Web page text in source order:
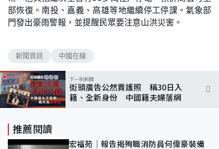
部恢復。南投、嘉義、高雄等地繼續停工停課。氣象部
門發出豪雨警報，並提醒民眾要注意山洪災害。
新聞資訊 中國在線
下一則新聞
街頭廣告公然賣護照 稱30日入
籍、全新身份 中國籍夫婦落網
推薦閱讀
宏福苑｜報告揭殉職消防員何偉豪裝備